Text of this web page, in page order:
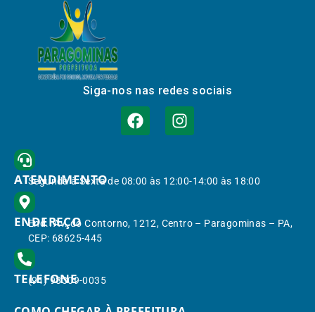
Siga-nos nas redes sociais
ATENDIMENTO
Segunda à Sexta de 08:00 às 12:00-14:00 às 18:00
ENDEREÇO
End.: Av. do Contorno, 1212, Centro – Paragominas – PA,
CEP: 68625-445
TELEFONE
(91) 98309-0035